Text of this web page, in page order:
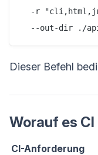
-r
--out-dir ./
Dieser Befehl
Worauf es
CI-Anforderung